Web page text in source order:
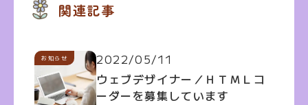
関連記事
お知らせ
2022/05/11
ウェブデザイナー／ＨＴＭＬコ
ーダーを募集しています